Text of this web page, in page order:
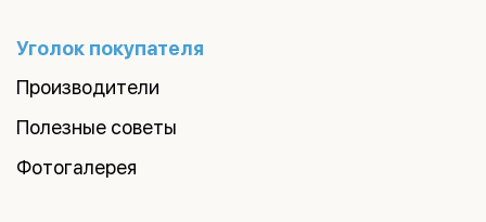
Уголок покупателя
Производители
Полезные советы
Фотогалерея